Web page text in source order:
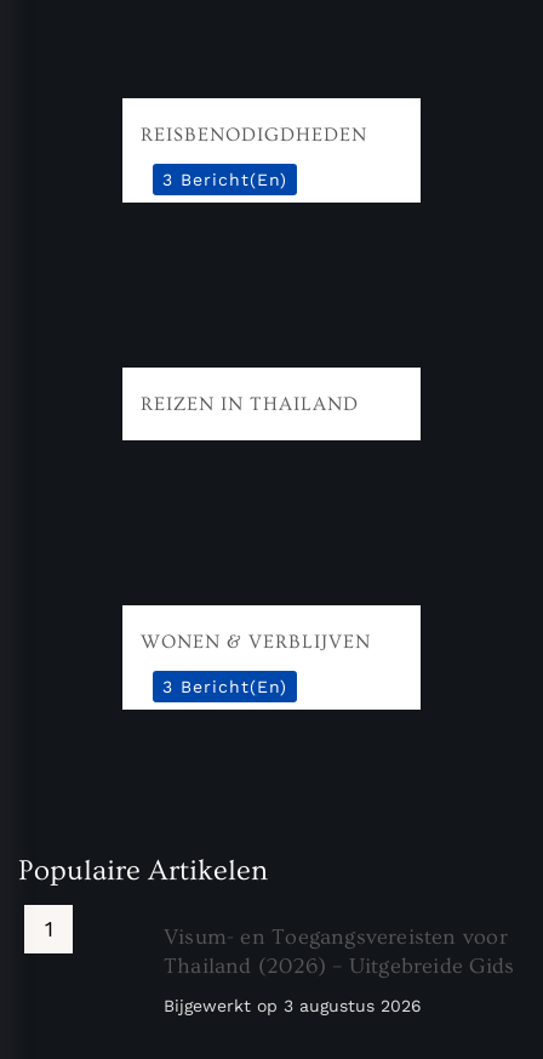
REISBENODIGDHEDEN
3 Bericht(en)
REIZEN IN THAILAND
WONEN & VERBLIJVEN
3 Bericht(en)
Populaire Artikelen
Visum- en Toegangsvereisten voor
Thailand (2026) – Uitgebreide Gids
Bijgewerkt op 3 augustus 2026